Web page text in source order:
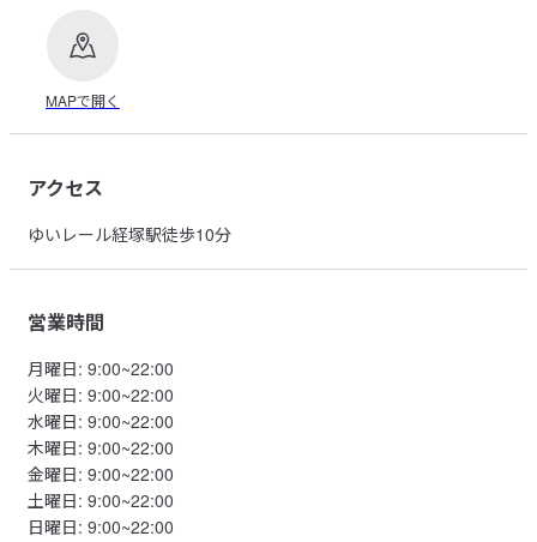
MAPで開く
アクセス
ゆいレール経塚駅徒歩10分
営業時間
月曜日: 9:00~22:00
火曜日: 9:00~22:00
水曜日: 9:00~22:00
木曜日: 9:00~22:00
金曜日: 9:00~22:00
土曜日: 9:00~22:00
日曜日: 9:00~22:00